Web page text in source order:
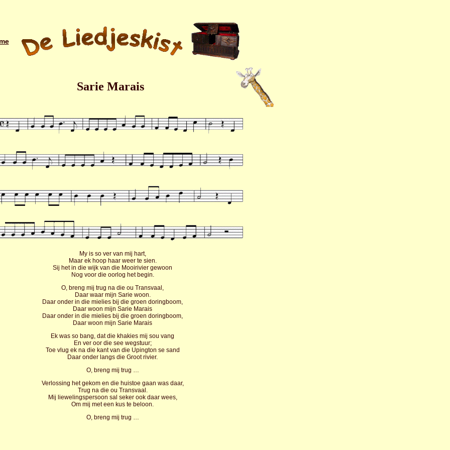
Sarie Marais
My is so ver van mij hart,
Maar ek hoop haar weer te sien.
Sij het in die wijk van die Mooirivier gewoon
Nog voor die oorlog het begin.
O, breng mij trug na die ou Transvaal,
Daar waar mijn Sarie woon.
Daar onder in die mielies bij die groen doringboom,
Daar woon mijn Sarie Marais
Daar onder in die mielies bij die groen doringboom,
Daar woon mijn Sarie Marais
Ek was so bang, dat die khakies mij sou vang
En ver oor die see wegstuur;
Toe vlug ek na die kant van die Upington se sand
Daar onder langs die Groot rivier.
O, breng mij trug …
Verlossing het gekom en die huistoe gaan was daar,
Trug na die ou Transvaal.
Mij liewelingspersoon sal seker ook daar wees,
Om mij met een kus te beloon.
O, breng mij trug …